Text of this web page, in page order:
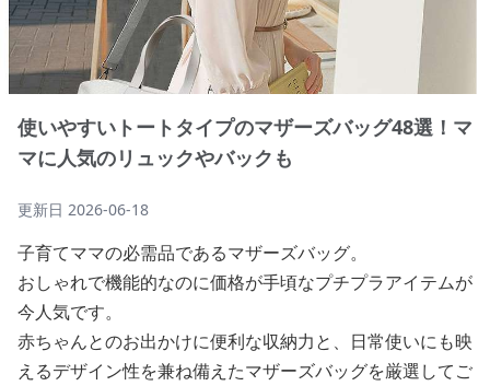
使いやすいトートタイプのマザーズバッグ48選！マ
マに人気のリュックやバックも
更新日 2026-06-18
子育てママの必需品であるマザーズバッグ。
おしゃれで機能的なのに価格が手頃なプチプラアイテムが
今人気です。
赤ちゃんとのお出かけに便利な収納力と、日常使いにも映
えるデザイン性を兼ね備えたマザーズバッグを厳選してご